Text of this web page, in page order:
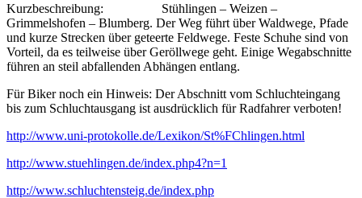
Kurzbeschreibung: Stühlingen – Weizen –
Grimmelshofen – Blumberg. Der Weg führt über Waldwege, Pfade
und kurze Strecken über geteerte Feldwege. Feste Schuhe sind von
Vorteil, da es teilweise über Geröllwege geht. Einige Wegabschnitte
führen an steil abfallenden Abhängen entlang.
Für Biker noch ein Hinweis: Der Abschnitt vom Schluchteingang
bis zum Schluchtausgang ist ausdrücklich für Radfahrer verboten!
http://www.uni-protokolle.de/Lexikon/St%FChlingen.html
http://www.stuehlingen.de/index.php4?n=1
http://www.schluchtensteig.de/index.php